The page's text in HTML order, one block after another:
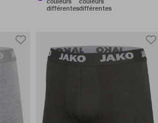
différentesdifférentes